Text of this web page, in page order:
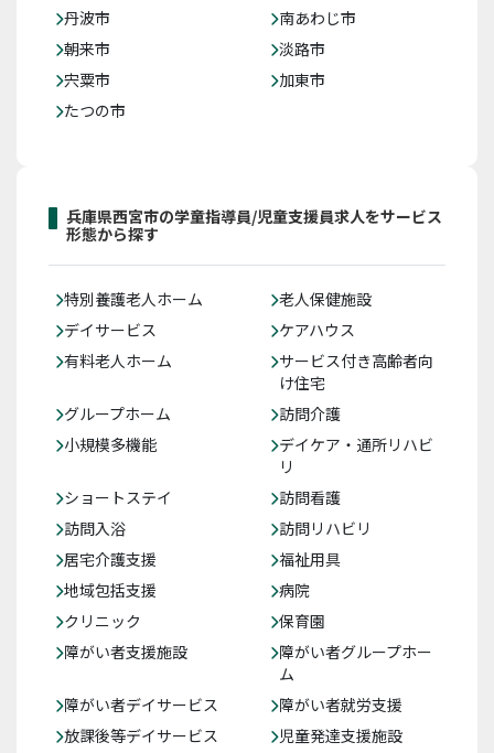
丹波市
南あわじ市
朝来市
淡路市
宍粟市
加東市
たつの市
兵庫県西宮市の学童指導員/児童支援員求人をサービス
形態から探す
特別養護老人ホーム
老人保健施設
デイサービス
ケアハウス
有料老人ホーム
サービス付き高齢者向
け住宅
グループホーム
訪問介護
小規模多機能
デイケア・通所リハビ
リ
ショートステイ
訪問看護
訪問入浴
訪問リハビリ
居宅介護支援
福祉用具
地域包括支援
病院
クリニック
保育園
障がい者支援施設
障がい者グループホー
ム
障がい者デイサービス
障がい者就労支援
放課後等デイサービス
児童発達支援施設